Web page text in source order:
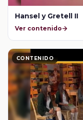
Hansel y Gretell II
Ver contenido
CONTENIDO